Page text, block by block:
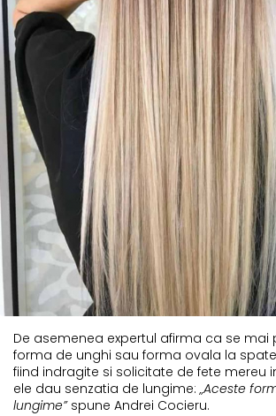
De asemenea expertul afirma ca se mai
forma de unghi sau forma ovala la
fiind indragite si solicitate de fete mereu
ele dau senzatia de lungime:„Aceste
lungime”spune Andrei Cocieru.